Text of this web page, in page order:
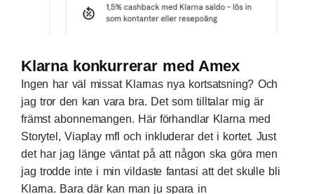
Klarna konkurrerar med Amex
Ingen har väl missat Klarnas nya kortsatsning? Och
jag tror den kan vara bra. Det som tilltalar mig är
främst abonnemangen. Här förhandlar Klarna med
Storytel, Viaplay mfl och inkluderar det i kortet. Just
det har jag länge väntat på att någon ska göra men
jag trodde inte i min vildaste fantasi att det skulle bli
Klarna. Bara där kan man ju spara in